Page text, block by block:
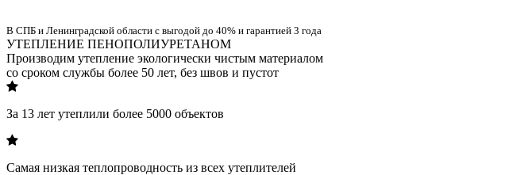
В СПБ и Ленинградской области с выгодой до 40% и гарантией 3 года
УТЕПЛЕНИЕ ПЕНОПОЛИУРЕТАНОМ
Производим утепление экологически чистым материалом
со сроком службы более 50 лет, без швов и пустот
За 13 лет утеплили более 5000 объектов
Самая низкая теплопроводность из всех утеплителей